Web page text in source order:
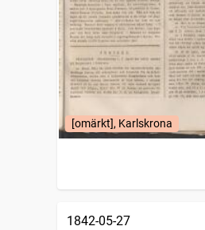
[omärkt], Karlskrona
1842-05-27